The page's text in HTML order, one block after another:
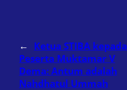
← Ketua STIBA kepada
Peserta Muktamar V
Dema: Antum adalah
Nahdhatul Ummah